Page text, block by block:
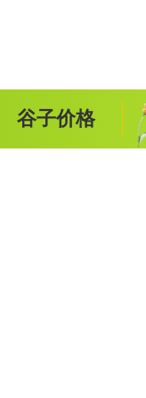
谷子价格